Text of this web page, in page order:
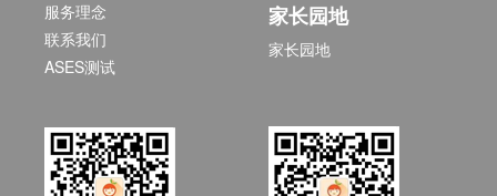
服务理念
联系我们
ASES测试
家长园地
家长园地